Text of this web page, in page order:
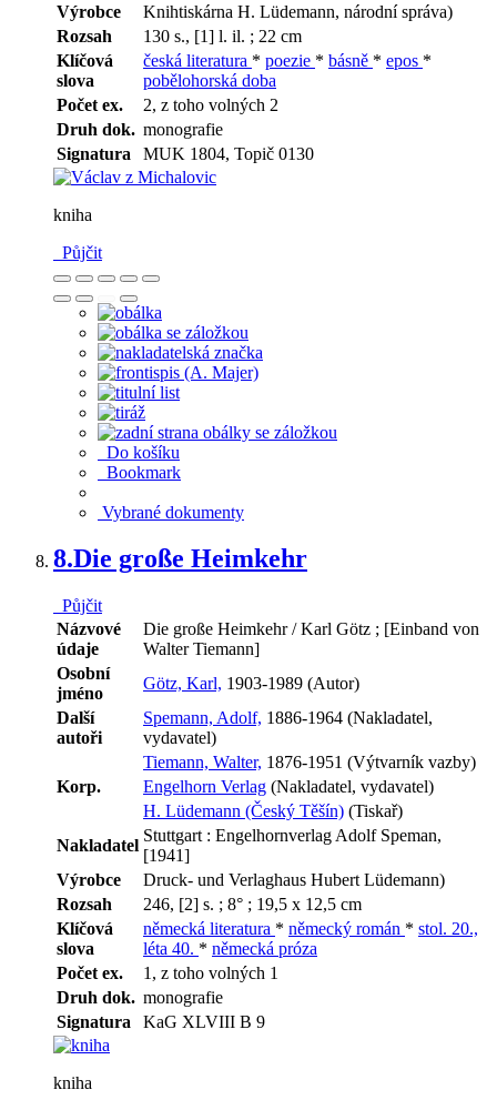
Výrobce
Knihtiskárna H. Lüdemann, národní správa)
Rozsah
130 s., [1] l. il. ; 22 cm
Klíčová
slova
česká literatura * poezie * básně * epos *
pobělohorská doba
Počet ex.
2, z toho volných 2
Druh dok. monografie
Signatura
MUK 1804, Topič 0130
kniha
Půjčit
Do košíku
Bookmark
Vybrané dokumenty
8.Die große Heimkehr
Půjčit
Názvové
údaje
Die große Heimkehr / Karl Götz ; [Einband von
Walter Tiemann]
Osobní
jméno
Götz, Karl, 1903-1989 (Autor)
Další
autoři
Spemann, Adolf, 1886-1964 (Nakladatel,
vydavatel)
Tiemann, Walter, 1876-1951 (Výtvarník vazby)
Korp.
Engelhorn Verlag (Nakladatel, vydavatel)
H. Lüdemann (Český Těšín) (Tiskař)
Nakladatel
Stuttgart : Engelhornverlag Adolf Speman,
[1941]
Výrobce
Druck- und Verlaghaus Hubert Lüdemann)
Rozsah
246, [2] s. ; 8° ; 19,5 x 12,5 cm
Klíčová
slova
německá literatura * německý román * stol. 20.,
léta 40. * německá próza
Počet ex.
1, z toho volných 1
Druh dok. monografie
Signatura
KaG XLVIII B 9
kniha